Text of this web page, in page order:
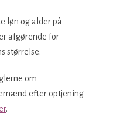
løn og alder på
afgørende for
størrelse.
om
efter optjening
.